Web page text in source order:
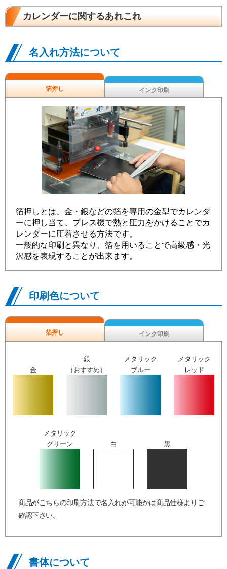
カレンダーに関するあれこれ
名入れ方法について
箔押し インク印刷
箔押しとは、金・銀などの箔を専用の金型でカレンダ
ーに押し当て、プレス機で熱と圧力をかけることでカ
レンダーに圧着させる方法です。
一般的な印刷と異なり、箔を用いることで高級感・光
沢感を表現することが出来ます。
印刷色について
箔押し インク印刷
金
銀
（おすすめ）
メタリック
ブルー
メタリック
レッド
メタリック
グリーン
白 黒
商品がこちらの印刷方法で名入れが可能かは商品仕様よりご
確認下さい。
書体について